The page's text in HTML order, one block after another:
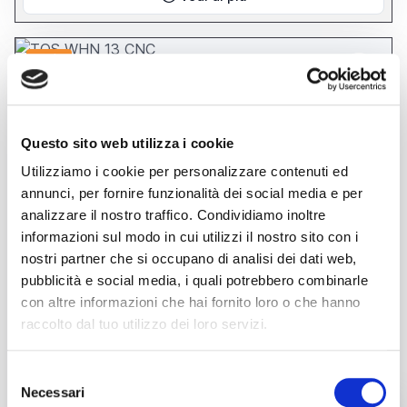
Questo sito web utilizza i cookie
Utilizziamo i cookie per personalizzare contenuti ed
annunci, per fornire funzionalità dei social media e per
analizzare il nostro traffico. Condividiamo inoltre
informazioni sul modo in cui utilizzi il nostro sito con i
nostri partner che si occupano di analisi dei dati web,
pubblicità e social media, i quali potrebbero combinarle
con altre informazioni che hai fornito loro o che hanno
raccolto dal tuo utilizzo dei loro servizi.
delNecessari
usato
annuncio
TOS WHN 13 CNC
prezzo su richiesta
Localizzazione: 🇮🇹 Italia, Arluno
3.500 mm. Corsa longitudinale montante (W) 1.250 mm. Corsa
verticale testa (Y) 2.000 mm. Tavola 1.800 x 1.600 mm. Portata
tavola 12 tonn. Corsa mandrino (Z) 800 mm. Ø mandrino 130 mm.